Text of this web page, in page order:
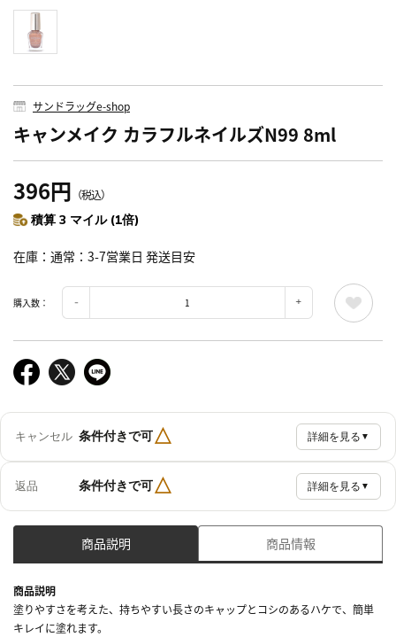
サンドラッグe-shop
キャンメイク カラフルネイルズN99 8ml
396円 （税込）
積算 3 マイル (1倍)
在庫 通常：3-7営業日 発送目安
購入数：
キャンセル 条件付きで可△ 詳細を見る ▼
返品 条件付きで可△ 詳細を見る ▼
商品説明 商品情報
商品説明
塗りやすさを考えた、持ちやすい長さのキャップとコシのあるハケで、簡単
キレイに塗れます。